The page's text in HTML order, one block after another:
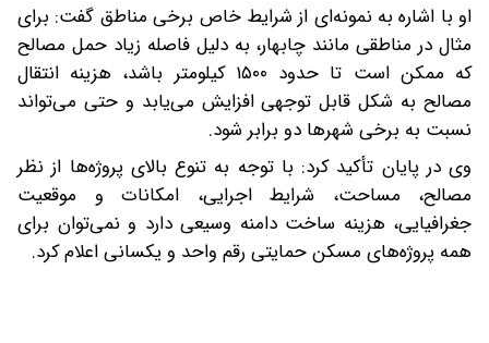
او با اشاره به نمونه‌ای از شرایط خاص برخی مناطق گفت: برای
مثال در مناطقی مانند چابهار، به دلیل فاصله زیاد حمل مصالح
که ممکن است تا حدود ۱۵۰۰ کیلومتر باشد، هزینه انتقال
مصالح به شکل قابل توجهی افزایش می‌یابد و حتی می‌تواند
نسبت به برخی شهرها دو برابر شود.
وی در پایان تأکید کرد: با توجه به تنوع بالای پروژه‌ها از نظر
مصالح، مساحت، شرایط اجرایی، امکانات و موقعیت
جغرافیایی، هزینه ساخت دامنه وسیعی دارد و نمی‌توان برای
همه پروژه‌های مسکن حمایتی رقم واحد و یکسانی اعلام کرد.